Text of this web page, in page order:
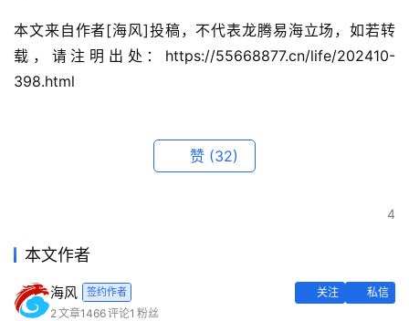
本文来自作者[海风]投稿，不代表龙腾易海立场，如若转
载，请注明出处：https://55668877.cn/life/202410-
398.html
赞 (32)
4
本文作者
海风 签约作者 关注
私信
2文章1466评论1 粉丝